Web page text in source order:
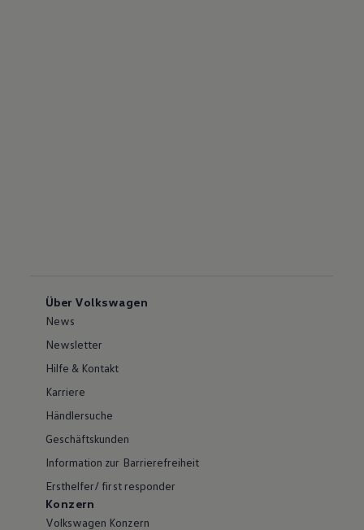
Über Volkswagen
News
Newsletter
Hilfe & Kontakt
Karriere
Händlersuche
Geschäftskunden
Information zur Barrierefreiheit
Ersthelfer/ first responder
Konzern
Volkswagen Konzern